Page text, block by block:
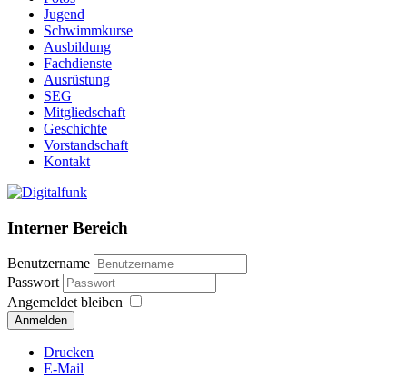
Jugend
Schwimmkurse
Ausbildung
Fachdienste
Ausrüstung
SEG
Mitgliedschaft
Geschichte
Vorstandschaft
Kontakt
Interner Bereich
Benutzername
Passwort
Angemeldet bleiben
Anmelden
Drucken
E-Mail